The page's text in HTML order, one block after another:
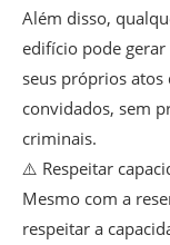
Além disso,
edifício pode
seus próprios
convidados, sem
criminais.
⚠️ Respeitar
Mesmo com a
respeitar a